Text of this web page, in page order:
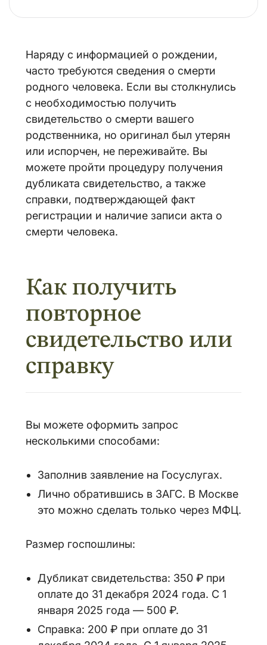
Наряду с информацией о рождении,
часто требуются сведения о смерти
родного человека. Если вы столкнулись
с необходимостью получить
свидетельство о смерти вашего
родственника, но оригинал был утерян
или испорчен, не переживайте. Вы
можете пройти процедуру получения
дубликата свидетельство, а также
справки, подтверждающей факт
регистрации и наличие записи акта о
смерти человека.
Как получить
повторное
свидетельство или
справку
Вы можете оформить запрос
несколькими способами:
Заполнив заявление на Госуслугах.
Лично обратившись в ЗАГС. В Москве
это можно сделать только через МФЦ.
Размер госпошлины:
Дубликат свидетельства: 350 ₽ при
оплате до 31 декабря 2024 года. С 1
января 2025 года — 500 ₽.
Справка: 200 ₽ при оплате до 31